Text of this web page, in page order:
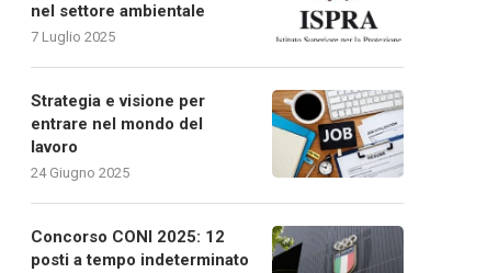
nel settore ambientale
7 Luglio 2025
Strategia e visione per
entrare nel mondo del
lavoro
24 Giugno 2025
Concorso CONI 2025: 12
posti a tempo indeterminato